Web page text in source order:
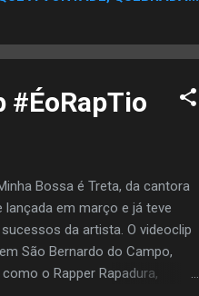
Bossa é Treta, da cantora
em março e já teve
da artista. O videoclip
São Bernardo do Campo,
o Rapper Rapadura,